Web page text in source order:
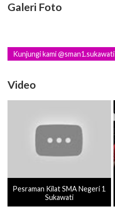
Galeri Foto
Kunjungi kami @sman1.sukawati
Video
Pesraman Kilat SMA Negeri 1
Sukawati